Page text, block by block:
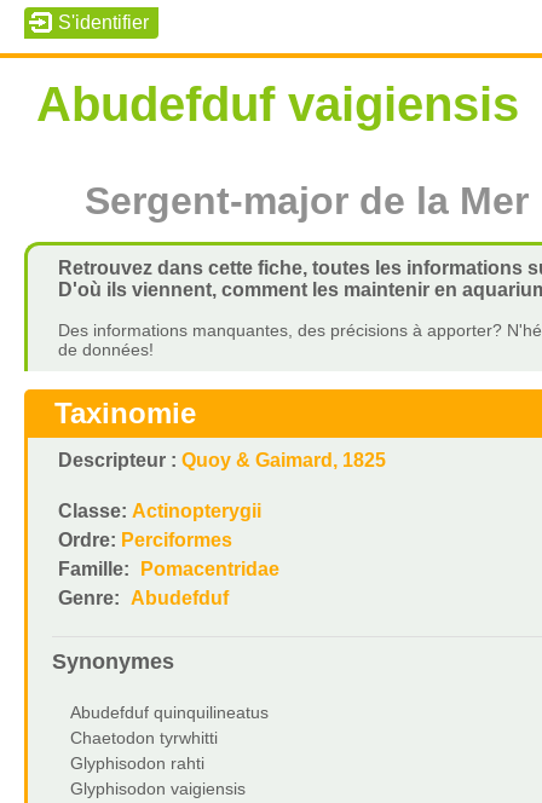
Abudefduf vaigiensis
Sergent-major de la Mer
Retrouvez dans cette fiche, toutes les informations
D'où ils viennent, comment les maintenir en
Des informations manquantes, des précisions à apporter?
de données!
Taxinomie
Descripteur : Quoy & Gaimard, 1825
Classe: Actinopterygii
Ordre: Perciformes
Famille:
Pomacentridae
Genre: Abudefduf
Synonymes
Abudefduf quinquilineatus
Chaetodon tyrwhitti
Glyphisodon rahti
Glyphisodon vaigiensis